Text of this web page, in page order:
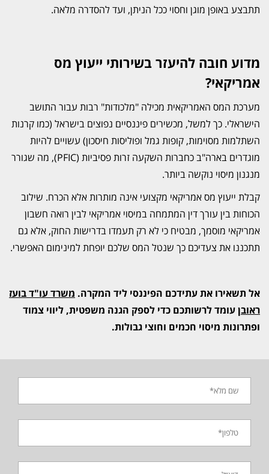
תתבצע באופן מוגן וחסוי ככל הניתן, ועד להסדרה מלאה.
מדוע חובה להיעזר בשירותי ייעוץ מס
אמריקאי?
מערכת המס האמריקאית מכילה "מלכודות" רבות עבור התושב
הישראלי. כך למשל, מכשירים פיננסיים נפוצים בישראל (כמו קרנות
השתלמות מסוימות, קופות גמל ופוליסות חיסכון) עשויים להיות
מוגדרים בארה"ב כחברות השקעה זרות פסיביות (PFIC), מה שגורר
מנגנון מיסוי נוקשה ביותר.
קבלת ייעוץ מס אמריקאי מקצועי אינה מותרות אלא הכרח. שילוב
הכוחות בין עורך דין המתמחה במיסוי אמריקאי לבין רואה חשבון
אמריקאי מוסמך, מבטיח כי לא רק תעמדו בדרישות החוק, אלא גם
תתכננו את צעדיכם כך שנטל המס שלכם יופחת למינימום האפשרי.
אל תשאירו את עתידכם הפיננסי ליד המקרה. משרד עו"ד בועז
ראובןעומד לרשותכם כדי לספק הגנה משפטית, ליווי צמוד
ופתרונות מיסוי חכמים וחוצי גבולות.